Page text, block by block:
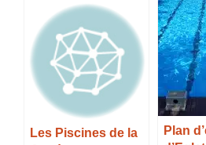
Les Piscines de la
Plan